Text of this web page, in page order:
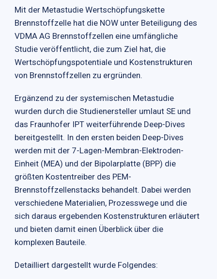
Mit der Metastudie Wertschöpfungskette
Brennstoffzelle hat die NOW unter Beteiligung des
VDMA AG Brennstoffzellen eine umfängliche
Studie veröffentlicht, die zum Ziel hat, die
Wertschöpfungspotentiale und Kostenstrukturen
von Brennstoffzellen zu ergründen.
Ergänzend zu der systemischen Metastudie
wurden durch die Studienersteller umlaut SE und
das Fraunhofer IPT weiterführende Deep-Dives
bereitgestellt. In den ersten beiden Deep-Dives
werden mit der 7-Lagen-Membran-Elektroden-
Einheit (MEA) und der Bipolarplatte (BPP) die
größten Kostentreiber des PEM-
Brennstoffzellenstacks behandelt. Dabei werden
verschiedene Materialien, Prozesswege und die
sich daraus ergebenden Kostenstrukturen erläutert
und bieten damit einen Überblick über die
komplexen Bauteile.
Detailliert dargestellt wurde Folgendes: